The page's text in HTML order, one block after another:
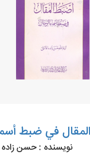
في ضبط
نویسنده : حسن